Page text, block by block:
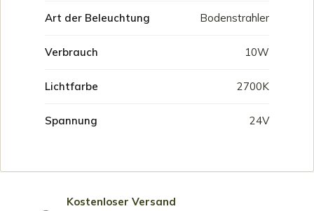
Art der Beleuchtung Bodenstrahler
Verbrauch 10W
Lichtfarbe 2700K
Spannung 24V
Kostenloser Versand